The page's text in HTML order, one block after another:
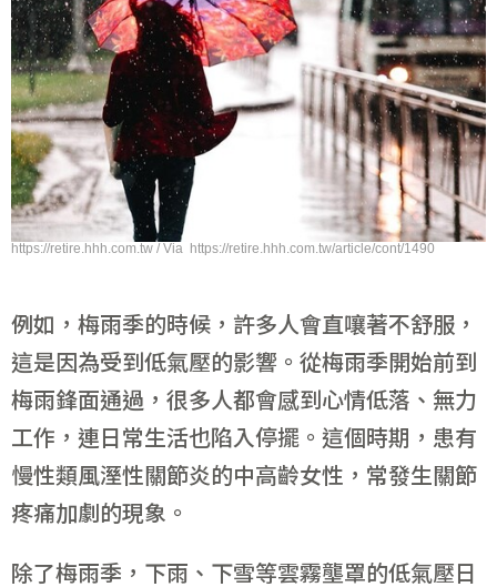
https://retire.hhh.com.tw / Via https://retire.hhh.com.tw/article/cont/1490
例如，梅雨季的時候，許多人會直嚷著不舒服，
這是因為受到低氣壓的影響。從梅雨季開始前到
梅雨鋒面通過，很多人都會感到心情低落、無力
工作，連日常生活也陷入停擺。這個時期，患有
慢性類風溼性關節炎的中高齡女性，常發生關節
疼痛加劇的現象。
除了梅雨季，下雨、下雪等雲霧壟罩的低氣壓日